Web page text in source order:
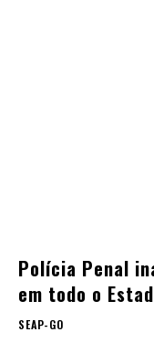
Polícia Penal
em todo o
SEAP-GO